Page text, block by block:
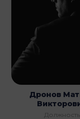
Дронов
Должность